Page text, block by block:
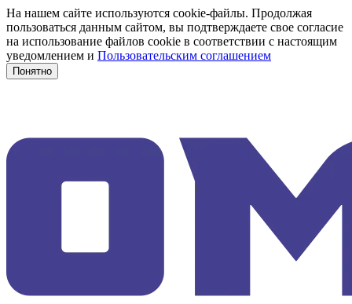
На нашем сайте используются cookie-файлы. Продолжая
пользоваться данным сайтом, вы подтверждаете свое согласие
на использование файлов cookie в соответствии с настоящим
уведомлением и Пользовательским соглашением
Понятно